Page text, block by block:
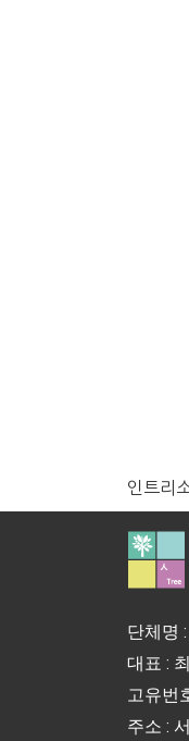
인트리
단체명
대표 :
고유번
주소 :